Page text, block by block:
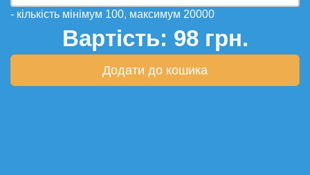
- кількість мінімум 100, максимум 20000
Вартість: 98грн.
Додати до кошика